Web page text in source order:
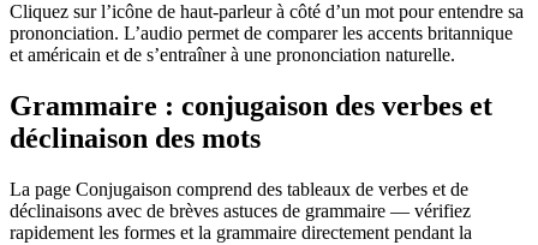
Cliquez sur l’icône de haut-parleur à côté d’un mot pour entendre sa
prononciation. L’audio permet de comparer les accents britannique
et américain et de s’entraîner à une prononciation naturelle.
Grammaire : conjugaison des verbes et
déclinaison des mots
La page Conjugaison comprend des tableaux de verbes et de
déclinaisons avec de brèves astuces de grammaire — vérifiez
rapidement les formes et la grammaire directement pendant la